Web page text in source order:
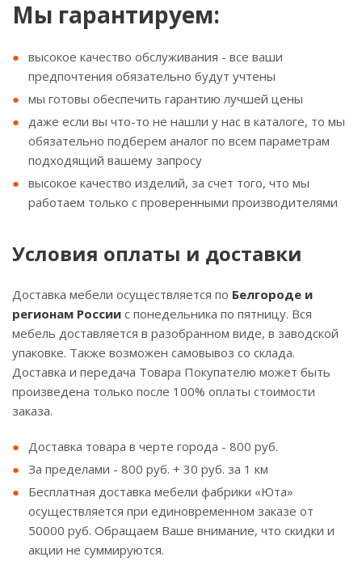
Мы гарантируем:
высокое качество обслуживания - все ваши
предпочтения обязательно будут учтены
мы готовы обеспечить гарантию лучшей цены
даже если вы что-то не нашли у нас в каталоге, то мы
обязательно подберем аналог по всем параметрам
подходящий вашему запросу
высокое качество изделий, за счет того, что мы
работаем только с проверенными производителями
Условия оплаты и доставки
Доставка мебели осуществляется по Белгороде и
регионам России с понедельника по пятницу. Вся
мебель доставляется в разобранном виде, в заводской
упаковке. Также возможен самовывоз со склада.
Доставка и передача Товара Покупателю может быть
произведена только после 100% оплаты стоимости
заказа.
Доставка товара в черте города - 800 руб.
За пределами - 800 руб. + 30 руб. за 1 км
Бесплатная доставка мебели фабрики «Юта»
осуществляется при единовременном заказе от
50000 руб. Обращаем Ваше внимание, что скидки и
акции не суммируются.